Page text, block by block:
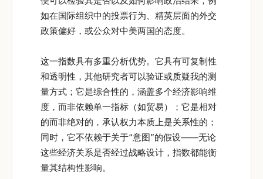
如在国际组织中的投票行为、精英层面的外交
政策偏好，或公众对中美两国的态度。
这一指数具有多重分析优势。它具有可复制性
和透明性，其他研究者可以验证或质疑我的测
量方式；它是综合性的，涵盖多个经济影响维
度，而非依赖单一指标（如贸易）；它是相对
的而非绝对的，承认权力本质上是关系性的；
同时，它不依赖于关于“意图”的假设——无论
这些经济关系是否经过战略设计，指数都能衡
量其结构性影响。